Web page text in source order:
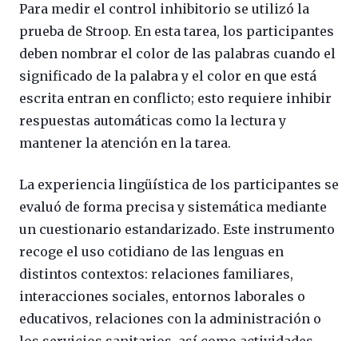
Para medir el control inhibitorio se utilizó la
prueba de Stroop. En esta tarea, los participantes
deben nombrar el color de las palabras cuando el
significado de la palabra y el color en que está
escrita entran en conflicto; esto requiere inhibir
respuestas automáticas como la lectura y
mantener la atención en la tarea.
La experiencia lingüística de los participantes se
evaluó de forma precisa y sistemática mediante
un cuestionario estandarizado. Este instrumento
recoge el uso cotidiano de las lenguas en
distintos contextos: relaciones familiares,
interacciones sociales, entornos laborales o
educativos, relaciones con la administración o